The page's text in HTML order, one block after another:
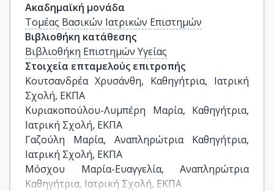
Ακαδημαϊκή μονάδα
Τομέας Βασικών Ιατρικών Επιστημών
Βιβλιοθήκη κατάθεσης
Βιβλιοθήκη Επιστημών Υγείας
Στοιχεία επταμελούς επιτροπής
Κουτσανδρέα Χρυσάνθη, Καθηγήτρια, Ιατρική
Σχολή, ΕΚΠΑ
Κυριακοπούλου-Λυμπέρη Μαρία, Καθηγήτρια,
Ιατρική Σχολή, ΕΚΠΑ
Γαζούλη Μαρία, Αναπληρώτρια Καθηγήτρια,
Ιατρική Σχολή, ΕΚΠΑ
Μόσχου Μαρία-Ευαγγελία, Αναπληρώτρια
Καθηγήτρια, Ιατρική Σχολή, ΕΚΠΑ